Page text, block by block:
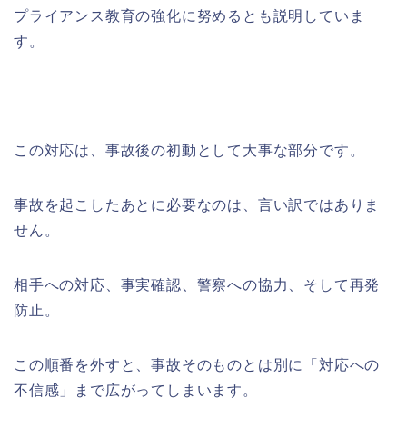
プライアンス教育の強化に努めるとも説明していま
す。
この対応は、事故後の初動として大事な部分です。
事故を起こしたあとに必要なのは、言い訳ではありま
せん。
相手への対応、事実確認、警察への協力、そして再発
防止。
この順番を外すと、事故そのものとは別に「対応への
不信感」まで広がってしまいます。